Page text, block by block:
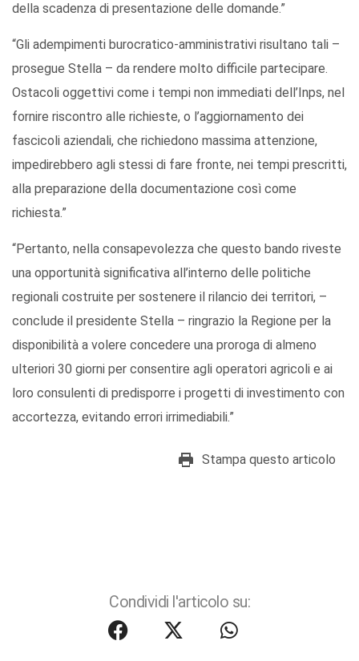
della scadenza di presentazione delle domande.”
“Gli adempimenti burocratico-amministrativi risultano tali –
prosegue Stella – da rendere molto difficile partecipare.
Ostacoli oggettivi come i tempi non immediati dell’Inps, nel
fornire riscontro alle richieste, o l’aggiornamento dei
fascicoli aziendali, che richiedono massima attenzione,
impedirebbero agli stessi di fare fronte, nei tempi prescritti,
alla preparazione della documentazione così come
richiesta.”
“Pertanto, nella consapevolezza che questo bando riveste
una opportunità significativa all’interno delle politiche
regionali costruite per sostenere il rilancio dei territori, –
conclude il presidente Stella – ringrazio la Regione per la
disponibilità a volere concedere una proroga di almeno
ulteriori 30 giorni per consentire agli operatori agricoli e ai
loro consulenti di predisporre i progetti di investimento con
accortezza, evitando errori irrimediabili.”
Stampa questo articolo
Condividi l'articolo su: